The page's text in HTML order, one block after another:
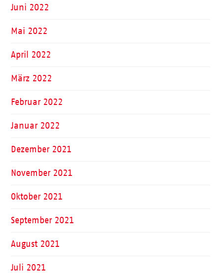
Juni 2022
Mai 2022
April 2022
März 2022
Februar 2022
Januar 2022
Dezember 2021
November 2021
Oktober 2021
September 2021
August 2021
Juli 2021